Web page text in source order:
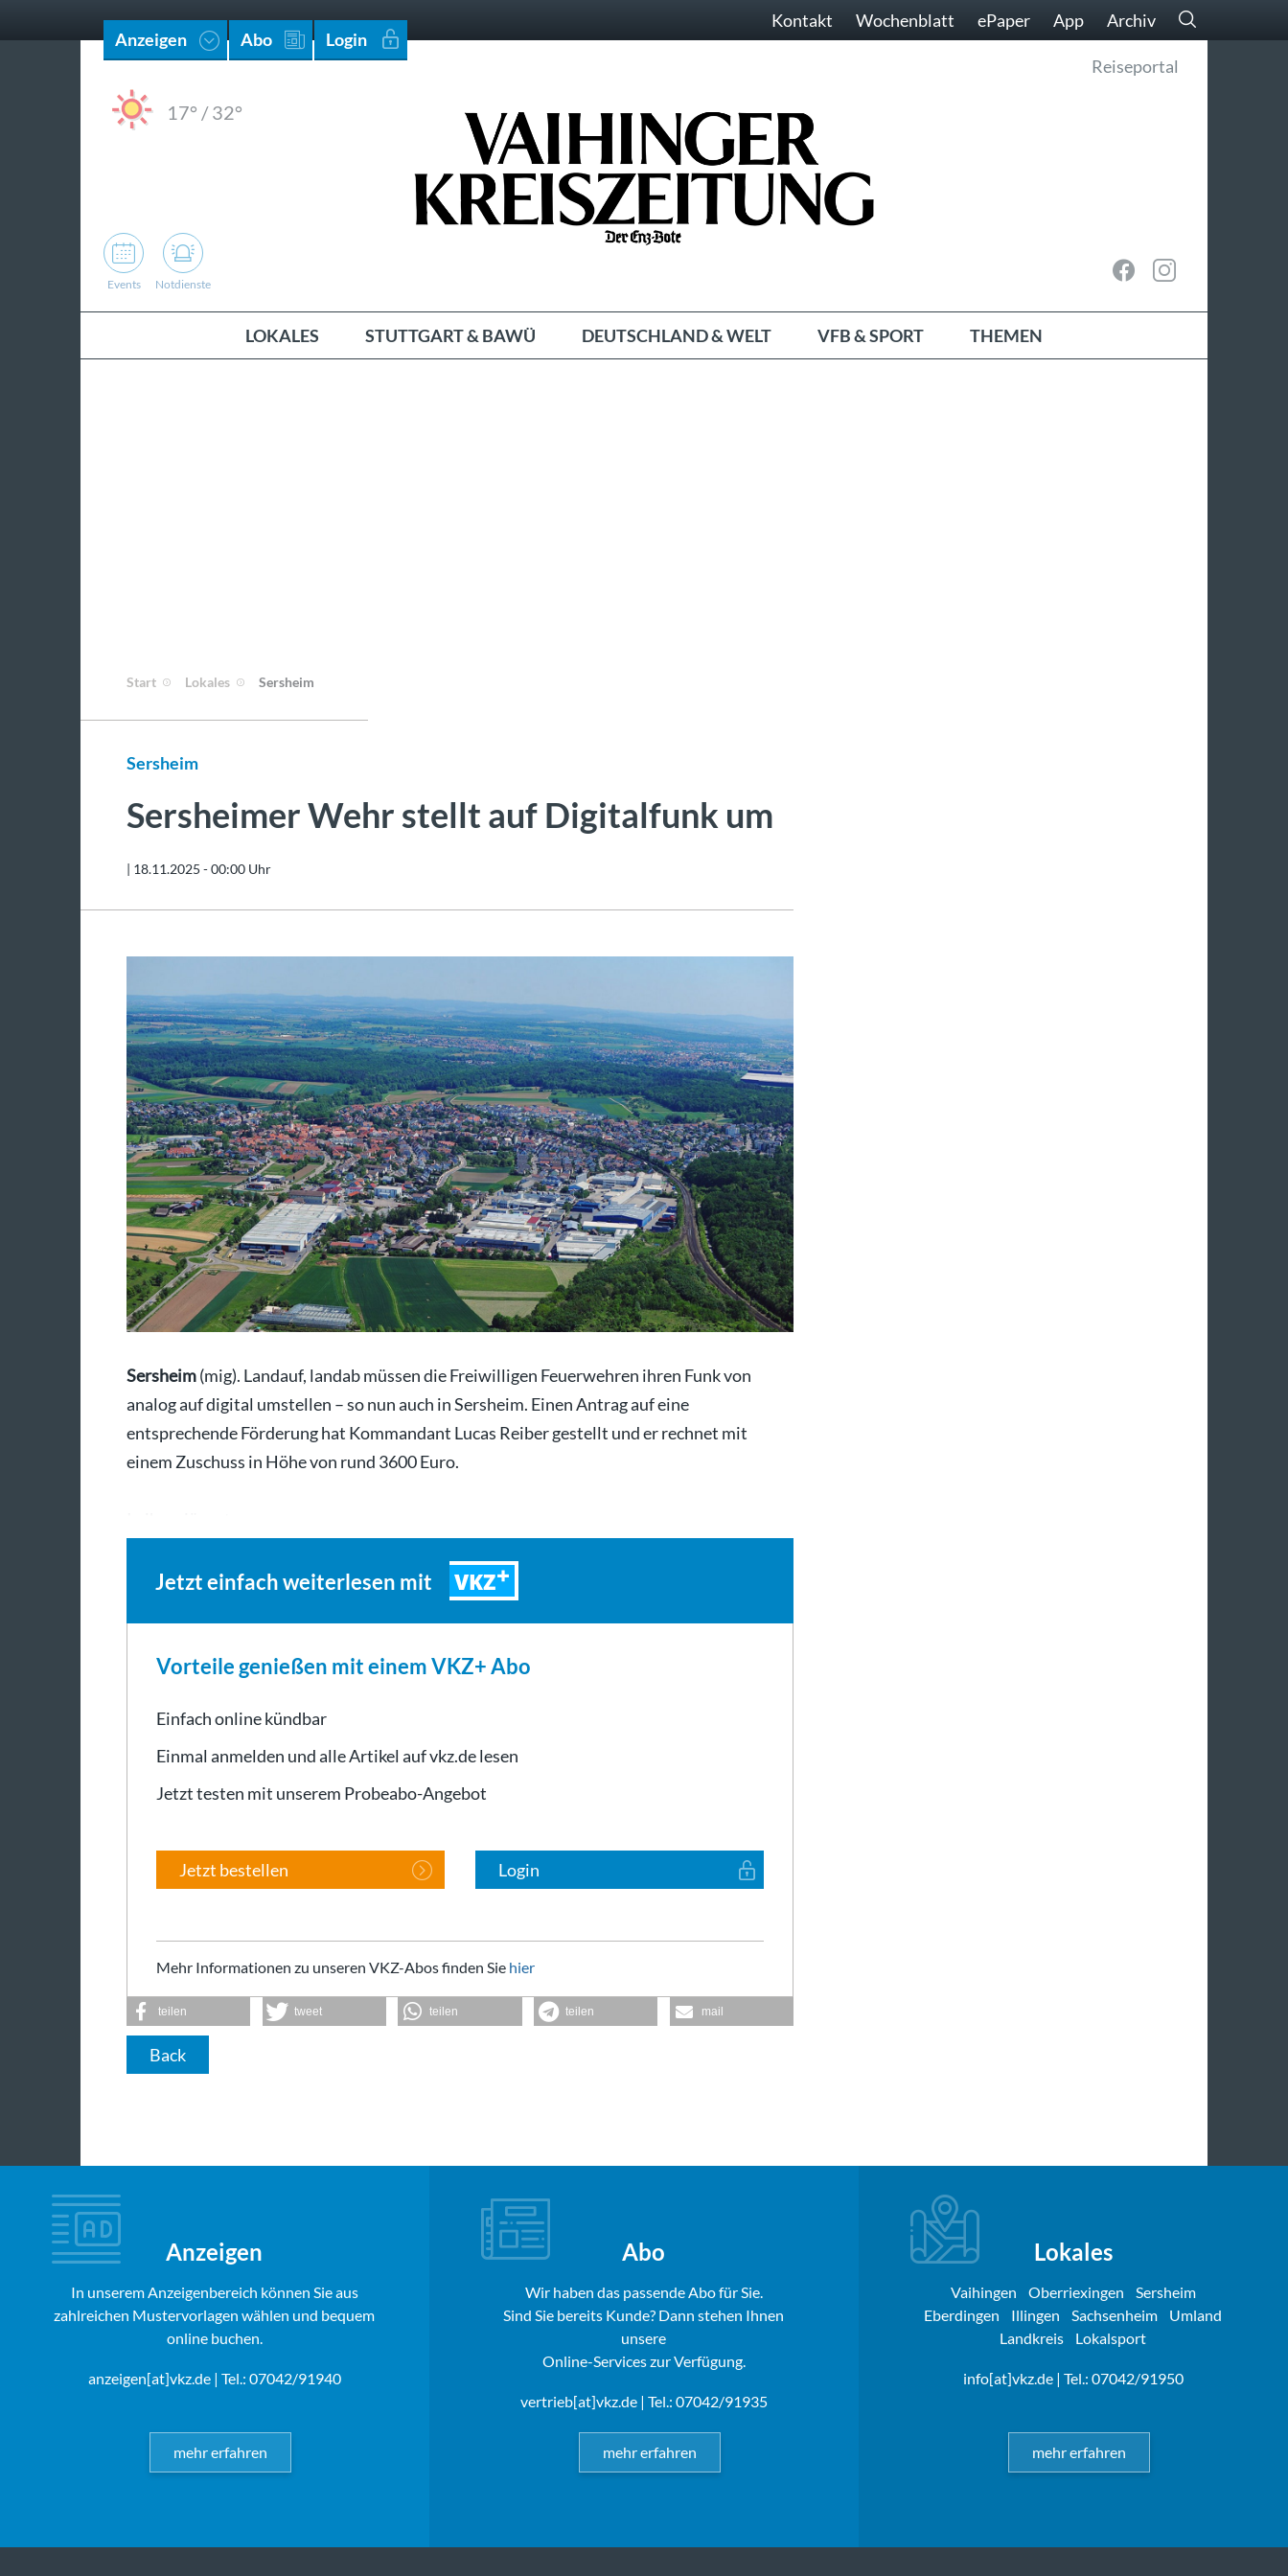
Anzeigen Abo Login
Kontakt Wochenblatt ePaper App Archiv
17° /32°
Reiseportal
Events Notdienste
LOKALES STUTTGART & BAWÜ DEUTSCHLAND & WELT VFB & SPORT THEMEN
Start Lokales Sersheim
Sersheim
Sersheimer Wehr stellt auf Digitalfunk um
| 18.11.2025 - 00:00 Uhr
Sersheim(mig). Landauf, landab müssen die Freiwilligen Feuerwehren ihren Funk von
analog auf digital umstellen – so nun auch in Sersheim. Einen Antrag auf eine
entsprechende Förderung hat Kommandant Lucas Reiber gestellt und er rechnet mit
einem Zuschuss in Höhe von rund 3600 Euro.
Jetzt einfach weiterlesen mit VKZ
Vorteile genießen mit einem VKZ+ Abo
Einfach online kündbar
Einmal anmelden und alle Artikel auf vkz.de lesen
Jetzt testen mit unserem Probeabo-Angebot
Jetzt bestellen Login
Mehr Informationen zu unseren VKZ-Abos finden Sie hier
teilen tweet teilen teilen mail
Back
Anzeigen
In unserem Anzeigenbereich können Sie aus
zahlreichen Mustervorlagen wählen und bequem
online buchen.
anzeigen[at]vkz.de| Tel.: 07042/91940
mehr erfahren
Abo
Wir haben das passende Abo für Sie.
Sind Sie bereits Kunde? Dann stehen Ihnen
unsere
Online-Services zur Verfügung.
vertrieb[at]vkz.de| Tel.: 07042/91935
mehr erfahren
Lokales
Vaihingen Oberriexingen
Sersheim
Eberdingen
Illingen Sachsenheim
Umland
Landkreis
Lokalsport
info[at]vkz.de| Tel.: 07042/91950
mehr erfahren